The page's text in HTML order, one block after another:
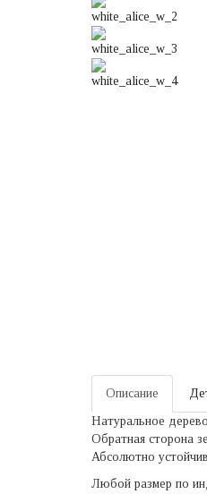
Описание
Натуральное
Обратная сторона
Абсолютно
Любой размер по